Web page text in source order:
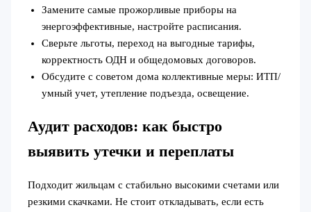
Замените самые прожорливые приборы на
энергоэффективные, настройте расписания.
Сверьте льготы, переход на выгодные тарифы,
корректность ОДН и общедомовых договоров.
Обсудите с советом дома коллективные меры: ИТП/
умный учет, утепление подъезда, освещение.
Аудит расходов: как быстро
выявить утечки и переплаты
Подходит жильцам с стабильно высокими счетами или
резкими скачками. Не стоит откладывать, если есть